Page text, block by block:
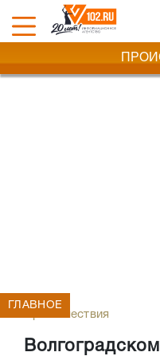
Происшествия
ГЛАВНОЕ